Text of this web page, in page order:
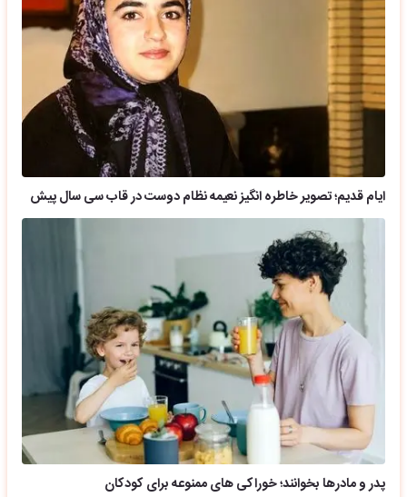
ایام قدیم؛ تصویر خاطره انگیز نعیمه نظام دوست در قاب سی سال پیش
پدر و مادرها بخوانند؛ خوراکی های ممنوعه برای کودکان